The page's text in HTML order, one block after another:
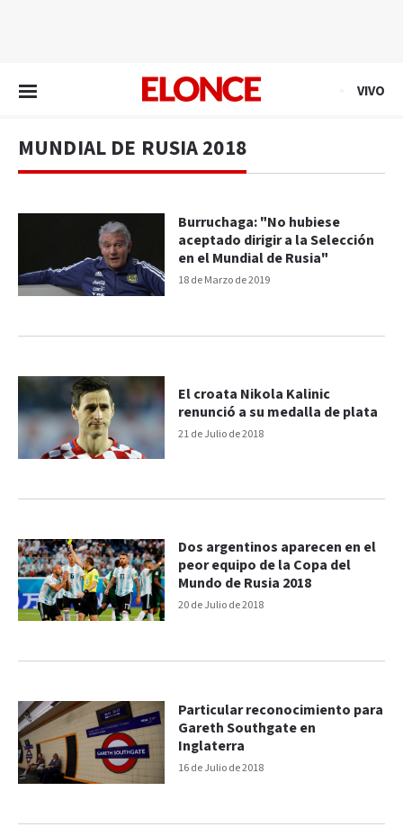
VIVO
MUNDIAL DE RUSIA 2018
18 de Marzo de 2019
Burruchaga: "No hubiese
aceptado dirigir a la Selección
en el Mundial de Rusia"
21 de Julio de 2018
El croata Nikola Kalinic
renunció a su medalla de plata
20 de Julio de 2018
Dos argentinos aparecen en el
peor equipo de la Copa del
Mundo de Rusia 2018
16 de Julio de 2018
Particular reconocimiento para
Gareth Southgate en
Inglaterra